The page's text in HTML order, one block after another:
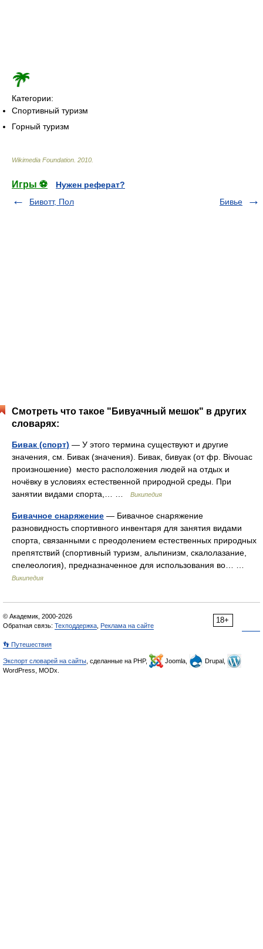
Категории:
Спортивный туризм
Горный туризм
Wikimedia Foundation 2010
Игры ⚽
Нужен реферат?
Бивотт, Пол
Бивье
Смотреть что такое "Бивуачный мешок" в других
словарях:
Бивак (спорт) — У этого термина существуют и другие
значения, см. Бивак (значения). Бивак, бивуак (от фр. Bivouac
произношение) место расположения людей на отдых и
ночёвку в условиях естественной природной среды. При
занятии видами спорта,… …
Википедия
Бивачное снаряжение — Бивачное снаряжение
разновидность спортивного инвентаря для занятия видами
спорта, связанными с преодолением естественных природных
препятствий (спортивный туризм, альпинизм, скалолазание,
спелеология), предназначенное для использования во… …
Википедия
18+
© Академик, 2000-2026
Обратная связь: Техподдержка Реклама на сайте
👣 Путешествия
Экспорт словарей на сайты , сделанные на PHP, Joomla,
Drupal,
WordPress, MODx.